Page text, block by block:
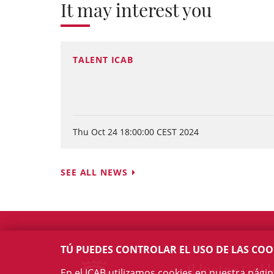
It may interest you
TALENT ICAB
Thu Oct 24 18:00:00 CEST 2024
SEE ALL NEWS
Il·lustre
TÚ PUEDES CONTROLAR EL USO DE LAS